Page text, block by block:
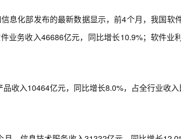
化部发布的最新数据显示，前4个月，我国软
业务收入46686亿元，同比增长10.9%；软件
入10464亿元，同比增长8.0%，占全行业收入